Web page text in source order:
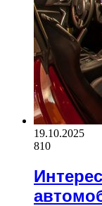
19.10.2025
810